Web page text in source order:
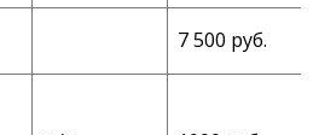
7 500 руб.